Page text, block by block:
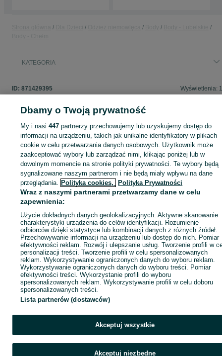
KATEGORIA
ID: 871429395 Wyświetlenia:
Zaloguj się lub załóż konto na OLX, aby skontaktować się z
sprzedającym
Zaloguj się / Załóż konto
Wyślij wiadomość
Dbamy o Twoją prywatność
My i nasi447 partnerzy przechowujemy lub uzyskujemy dostęp do
informacji na urządzeniu, takich jak unikalne identyfikatory w plikach
cookie w celu przetwarzania danych osobowych. Użytkownik może
zaakceptować wybory lub zarządzać nimi, klikając poniżej lub w
dowolnym momencie na stronie polityki prywatności. Te wybory będą
sygnalizowane naszym partnerom i nie będą miały wpływu na dane
przeglądania. Polityka cookies, Polityka Prywatności
Wraz z naszymi partnerami przetwarzamy dane w celu
zapewnienia:
Użycie dokładnych danych geolokalizacyjnych. Aktywne skanowanie
charakterystyki urządzenia do celów identyfikacji. Rozumienie
odbiorców dzięki statystyce lub kombinacji danych z różnych źródeł.
Przechowywanie informacji na urządzeniu lub dostęp do nich. Pomiar
efektywności reklam. Rozwój i ulepszanie usług. Tworzenie profili w
personalizacji treści. Tworzenie profili w celu spersonalizowanych
reklam. Wykorzystywanie ograniczonych danych do wyboru reklam.
Wykorzystywanie ograniczonych danych do wyboru treści. Pomiar
efektywności treści. Wykorzystanie profili do wyboru
spersonalizowanych reklam. Wykorzystywanie profili w celu doboru
spersonalizowanych treści.
Lista partnerów (dostawców)
Akceptuj wszystkie
Akceptuj niezbędne